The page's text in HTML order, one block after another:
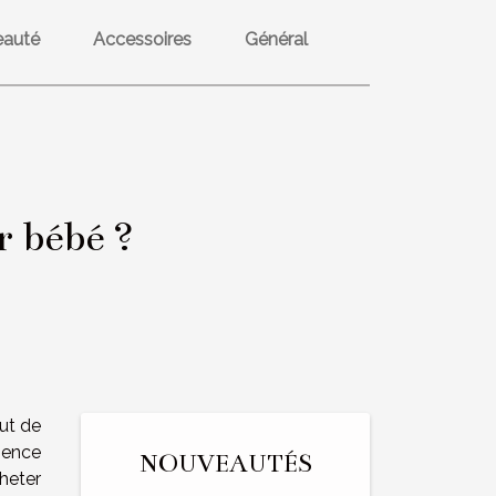
Accessoires Général
?
de
NOUVEAUTÉS